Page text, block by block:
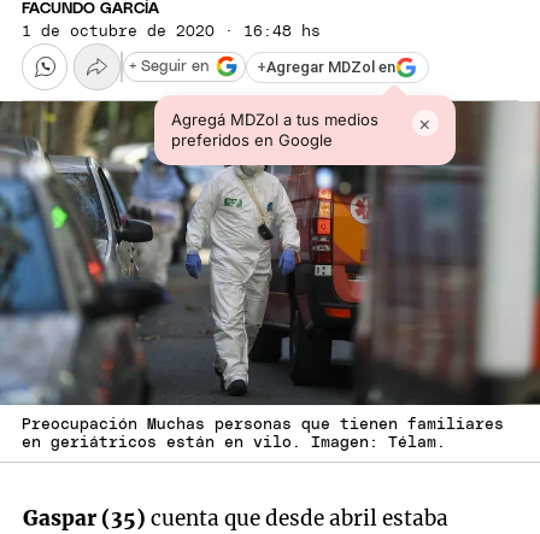
FACUNDO GARCÍA
1 de octubre de 2020 · 16:48 hs
+Agregar MDZol en
Agregá MDZol a tus medios
preferidos en Google
×
+ Seguir en
Preocupación Muchas personas que tienen familiares
en geriátricos están en vilo. Imagen: Télam.
Gaspar (35) cuenta que desde abril estaba